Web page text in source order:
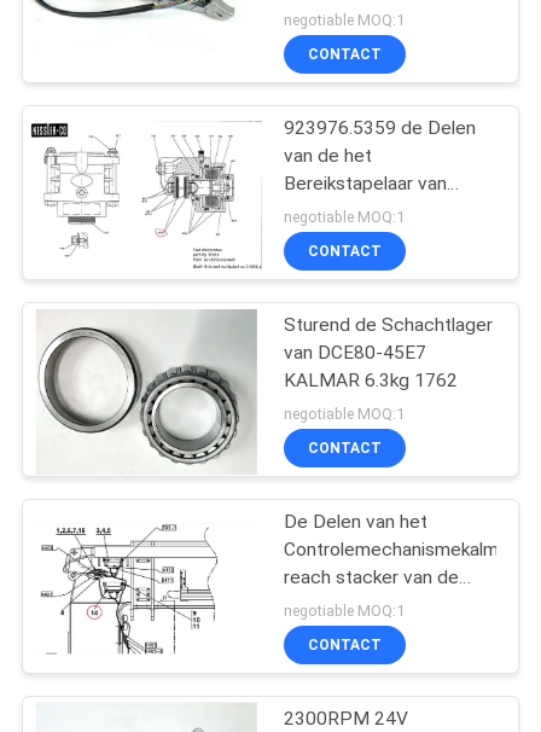
De Vervangstukken
van Penta
De Motoronderdelen
van Cummins
9
De Motoronderdelen
van Scania
15
KALMAR DRF400-450
920476,016
negotiable MOQ:1
CONTACT
923976.5359 de Delen
van de het
Bereikstapelaar van
Kalmar van het
handremstootkussen
negotiable MOQ:1
CONTACT
Sturend de Schachtlager
van DCE80-45E7
KALMAR 6.3kg 1762
negotiable MOQ:1
CONTACT
De Delen van het
Controlemechanismekalmar
reach stacker van de
rechthoekverspreider
negotiable MOQ:1
CONTACT
2300RPM 24V